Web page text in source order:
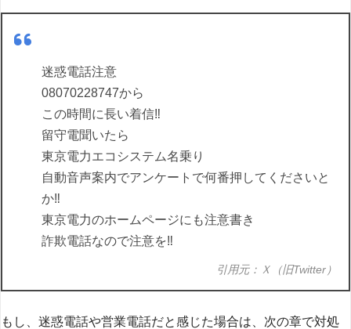
迷惑電話注意
08070228747から
この時間に長い着信‼️
留守電聞いたら
東京電力エコシステム名乗り
自動音声案内でアンケートで何番押してくださいと
か‼️
東京電力のホームページにも注意書き
詐欺電話なので注意を‼️
引用元：Ｘ（旧Twitter）
もし、迷惑電話や営業電話だと感じた場合は、次の章で対処